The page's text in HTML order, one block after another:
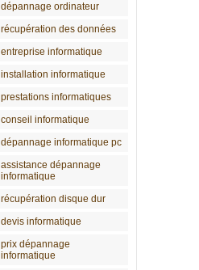
dépannage ordinateur
récupération des données
entreprise informatique
installation informatique
prestations informatiques
conseil informatique
dépannage informatique pc
assistance dépannage
informatique
récupération disque dur
devis informatique
prix dépannage
informatique